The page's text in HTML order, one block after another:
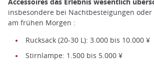
insbesondere bei Nachtbesteigungen
am frühen Morgen :
Rucksack (20-30 L): 3.000 bis 10.000 ¥
Stirnlampe: 1.500 bis 5.000 ¥